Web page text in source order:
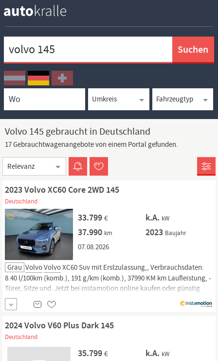
Ortssuche
Umkreissuche
Typsuche
Volvo 145 gebraucht in Deutschland
17 Gebrauchtwagenangebote von einem Portal gefunden.
Sortierung
2023 Volvo XC60 Core 2WD 145
Deutschland
33.799 € k.A. kW
37.990 km 2023 Baujahr
07.08.2026
Grau VolvoVolvoXC60 Suv mit Erstzulassung,, Verbrauchsdaten:
8.40 l/100km (komb.), 191 g/km (komb.), 37990 KM km Laufleistung, -
Türer, Sitze und. Jetzt bei instamotion online kaufen oder günstig
finanzieren. Nur geprüfte Fahrzeuge mit Garantie, 14 Tage
Rückgaberecht und Lieferung vor die Haustür. Jetzt informieren!
2024 Volvo V60 Plus Dark 145
Deutschland
35.799 € k.A. kW